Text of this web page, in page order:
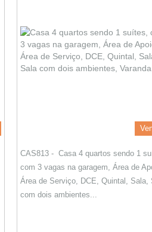
CAS813 - Casa 4 quartos sendo 1
com 3 vagas na garagem, Área de
Área de Serviço, DCE, Quintal, Sala,
com dois ambientes...